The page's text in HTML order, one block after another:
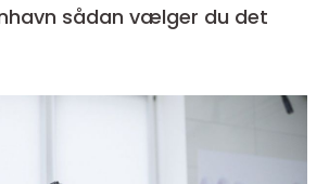
du det